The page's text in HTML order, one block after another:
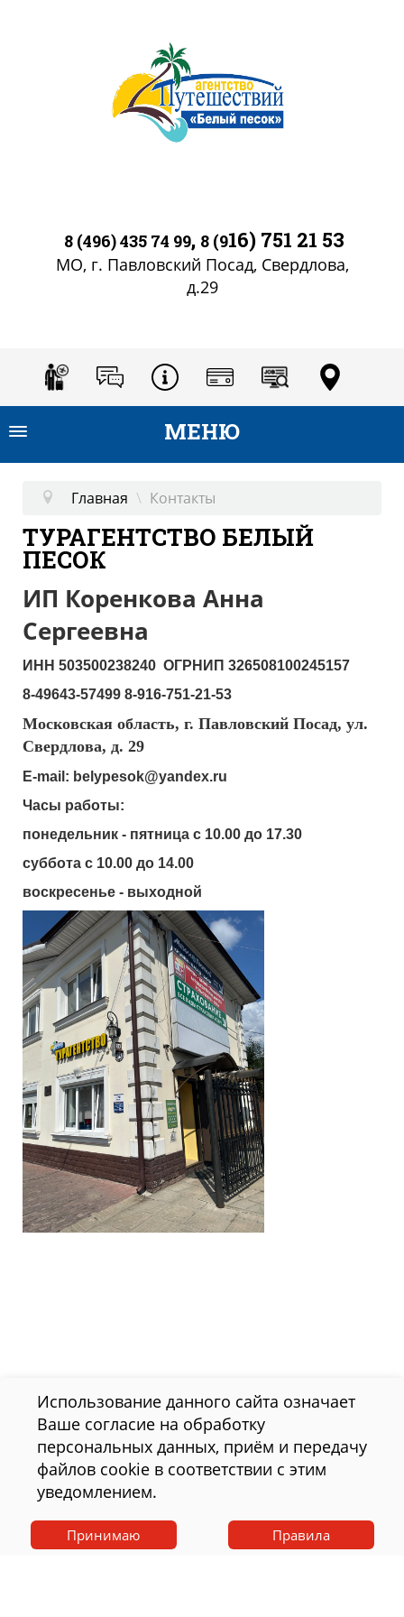
8 (496) 435 74 99, 8 (916) 751 21 53
МО, г. Павловский Посад, Свердлова,
д.29
ПОДБОР ТУРА
ГОРЯЩИЕ ТУРЫ
СТРАНЫ И ОТЕЛИ
СТРАХОВАНИЕ
Главная \ Контакты
ТУРАГЕНТСТВО БЕЛЫЙ
ПЕСОК
ИП Коренкова Анна
Сергеевна
ИНН 503500238240 ОГРНИП 326508100245157
8-49643-57499 8-916-751-21-53
Московская область, г. Павловский Посад, ул.
Свердлова, д. 29
E-mail: belypesok@yandex.ru
Часы работы:
понедельник - пятница с 10.00 до 17.30
суббота с 10.00 до 14.00
воскресенье - выходной
Использование данного сайта означает
Ваше согласие на обработку
персональных данных, приём и передачу
файлов cookie в соответствии с этим
уведомлением.
Принимаю Правила